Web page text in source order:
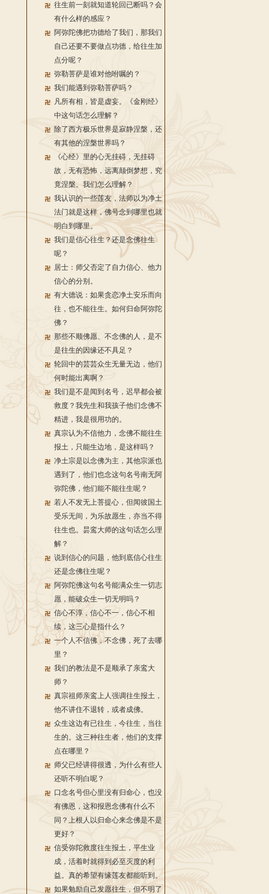
往生前一刻就知道轮回已断吗？会
有什么样的感应？
阿弥陀佛把功德给了我们，那我们
自己还要不要做点功德，给往生加
点分呢？
弥勒菩萨是谁对他咐嘱的？
我们能遇到弥勒菩萨吗？
凡所有相，皆是虚妄。《金刚经》
中这句话怎么理解？
除了西方极乐世界是寂静涅槃，还
有其他的涅槃世界吗？
《心经》里的心无挂碍，无挂碍
故，无有恐怖，远离颠倒梦想，究
竟涅槃。我们怎么理解？
我认识的一些莲友，法师以为净土
法门就是这样，佛号念到哪里也就
明白到哪里。
我们是信心往生？还是念佛往生
呢？
居士：师父否定了自力信心、他力
信心的分别。
有大德说：如果贪恋净土安乐而向
往，也不能往生。如何归命阿弥陀
佛？
那些不顺佛愿、不念佛的人，是不
是往生的因缘还不具足？
轮回中的芸芸众生无量无边，他们
何时能出离啊？
我们是不是闻到名号，迟早都会被
救度？我先生和我孩子他们念佛不
精进，我是很用功的。
真宗认为不信他力，念佛不能往生
报土，只能生边地，是这样吗？
净土宗是以念佛为主，其他宗派也
遇到了，他们也念这句名号南无阿
弥陀佛，他们能不能往生呢？
若人不发无上菩提心，但闻彼国土
受乐无间，为乐故愿生，亦当不得
往生也。昙鸾大师的这句话怎么理
解？
说到信心的问题，他到底信心往生
还是念佛往生呢？
阿弥陀佛这句名号能满众生一切志
愿，能破众生一切无明吗？
信心不淳，信心不一，信心不相
续，这三心是指什么？
一个人不信佛，不念佛，死了去哪
里？
我们的教法是不是顺承了亲鸾大
师？
真宗祖师亲鸾上人强调往生报土，
他不讲住不退转，或者成佛。
众生这边有已往生，今往生，当往
生的。这三种往生者，他们的支撑
点在哪里？
师父已经讲得很透，为什么有些人
还听不明白呢？
口念名号但心里没有归命心，也没
有佛恩，这和报恩念佛有什么不
同？上根人以归命心来念佛是不是
更好？
信受弥陀救度往生报土，平生业
成，活着时就得到必至灭度的利
益。真的希望有缘莲友都能听到。
如果勉励自己发愿往生，但不明了